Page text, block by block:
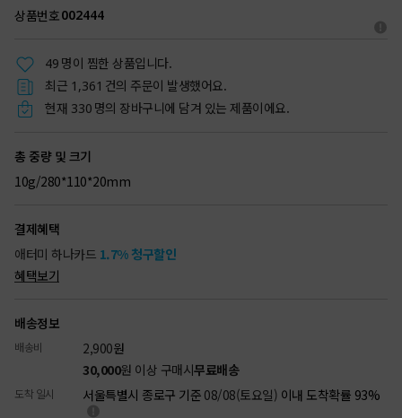
상품번호002444
49 명이 찜한 상품입니다.
최근 1,361 건의 주문이 발생했어요.
현재 330 명의 장바구니에 담겨 있는 제품이에요.
총 중량 및 크기
10g/280*110*20mm
결제혜택
애터미 하나카드 1.7% 청구할인
혜택보기
배송정보
배송비 2,900원
30,000원 이상 구매시무료배송
도착 일시 서울특별시 종로구 기준 08/08(토요일) 이내 도착확률 93%